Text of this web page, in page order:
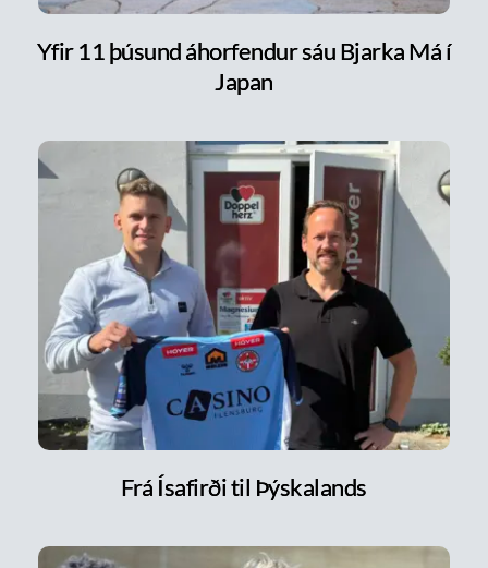
Yfir 11 þúsund áhorfendur sáu Bjarka Má í
Japan
Frá Ísafirði til Þýskalands